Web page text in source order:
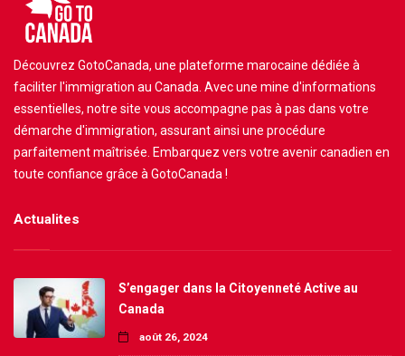
Découvrez GotoCanada, une plateforme marocaine dédiée à
faciliter l'immigration au Canada. Avec une mine d'informations
essentielles, notre site vous accompagne pas à pas dans votre
démarche d'immigration, assurant ainsi une procédure
parfaitement maîtrisée. Embarquez vers votre avenir canadien en
toute confiance grâce à GotoCanada !
Actualites
S’engager dans la Citoyenneté Active au
Canada
août 26, 2024